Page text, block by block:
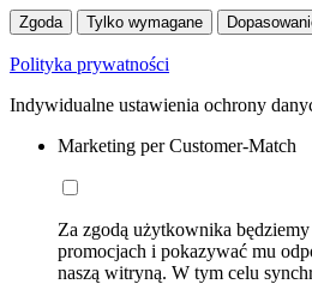
Zgoda Tylko wymagane
Polityka prywatności
Indywidualne ustawienia ochrony
Marketing per Customer-Match
Za zgodą użytkownika
promocjach i pokazywać mu
naszą witryną. W tym celu